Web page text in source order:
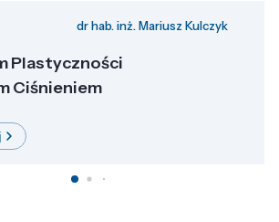
dr hab. inż. Mariusz Kulczyk
Plastyczności
Ciśnieniem